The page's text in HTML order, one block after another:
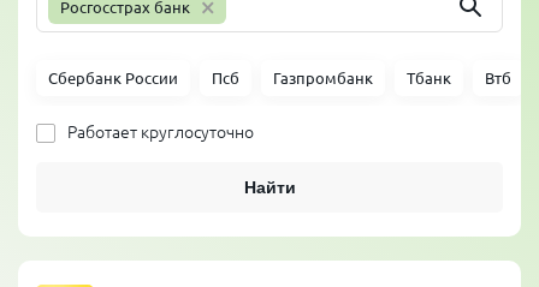
Росгосстрах банк ×
Сбербанк России Псб Газпромбанк Тбанк Втб
Работает круглосуточно
Найти